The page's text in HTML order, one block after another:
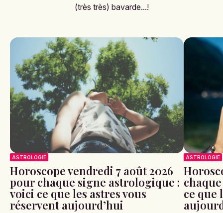
(très très) bavarde...!
ASTROLOGIE
Horoscope vendredi 7 août 2026
pour chaque signe astrologique :
voici ce que les astres vous
réservent aujourd’hui
ASTROLOGIE
ce que